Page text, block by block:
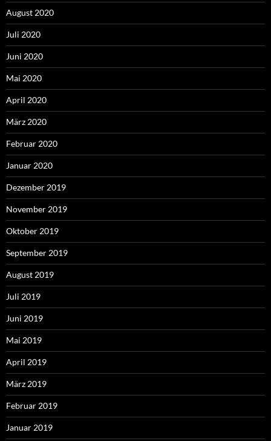
August 2020
Juli 2020
Juni 2020
Mai 2020
April 2020
März 2020
Februar 2020
Januar 2020
Dezember 2019
November 2019
Oktober 2019
September 2019
August 2019
Juli 2019
Juni 2019
Mai 2019
April 2019
März 2019
Februar 2019
Januar 2019